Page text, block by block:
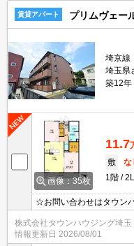
賃貸アパート プリムヴェー
埼京線
埼玉県
築12年
画像：35枚
11.7
敷
な
1階
☆お問い合わせはタウン
決済相談☆オンラインで
株式会社タウンハウジング埼玉
情報更新日 2026/08/01